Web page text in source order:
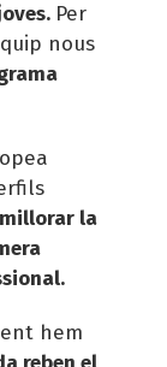
Per
nous
la
hem